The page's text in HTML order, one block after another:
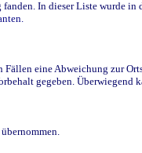
In dieser Liste wurde
eine Abweichung zur
gegeben. Überwiegend